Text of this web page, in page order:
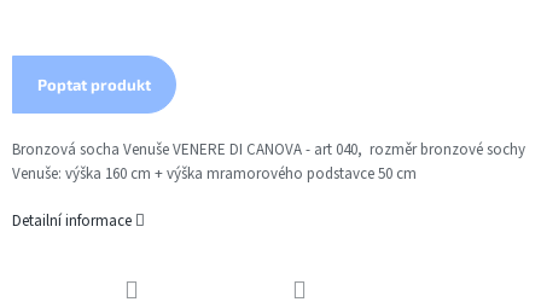
Poptat produkt
Bronzová socha Venuše VENERE DI CANOVA - art 040, rozměr bronzové sochy
Venuše: výška 160 cm + výška mramorového podstavce 50 cm
Detailní informace